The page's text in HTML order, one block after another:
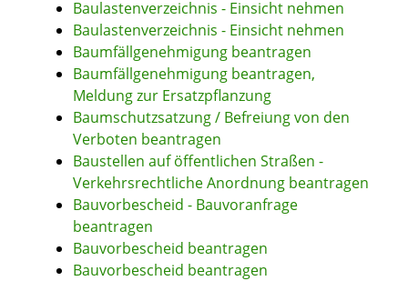
Baulastenverzeichnis - Einsicht nehmen
Baulastenverzeichnis - Einsicht nehmen
Baumfällgenehmigung beantragen
Baumfällgenehmigung beantragen,
Meldung zur Ersatzpflanzung
Baumschutzsatzung / Befreiung von den
Verboten beantragen
Baustellen auf öffentlichen Straßen -
Verkehrsrechtliche Anordnung beantragen
Bauvorbescheid - Bauvoranfrage
beantragen
Bauvorbescheid beantragen
Bauvorbescheid beantragen